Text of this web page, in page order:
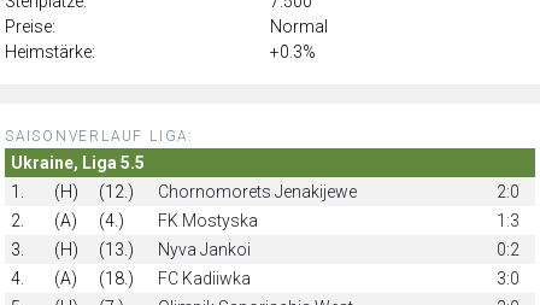
Preise:
Normal
Heimstärke:
+0.3%
SAISONVERLAUF LIGA:
Ukraine, Liga 5.5
1.
(H) (12.) Chornomorets Jenakijewe
2:0
2.
(A) (4.) FK Mostyska
1:3
3.
(H) (13.) Nyva Jankoi
0:2
4.
(A) (18.) FC Kadiiwka
3:0